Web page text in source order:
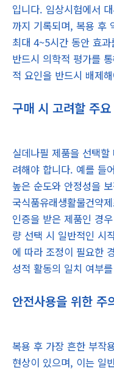
입니다. 임상시험에서
까지 기록되며, 복용 후
최대 4~5시간 동안 효
반드시 의학적 평가를
적 요인을 반드시 배제
구매 시 고려할 주
실데나필 제품을 선택
려해야 합니다. 예를 들
높은 순도와 안정성을
국식품유래생활물건약
인증을 받은 제품인 경
량 선택 시 일반적인 시
에 따라 조정이 필요한
성적 활동의 일치 여부
안전사용을 위한 주
복용 후 가장 흔한 부작
현상이 있으며, 이는 일